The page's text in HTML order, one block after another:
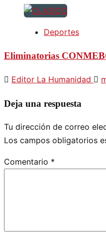
Deportes
Eliminatorias
Editor La Humanidad
Deja una respuesta
Tu dirección de correo
Los campos obligatorios
Comentario *